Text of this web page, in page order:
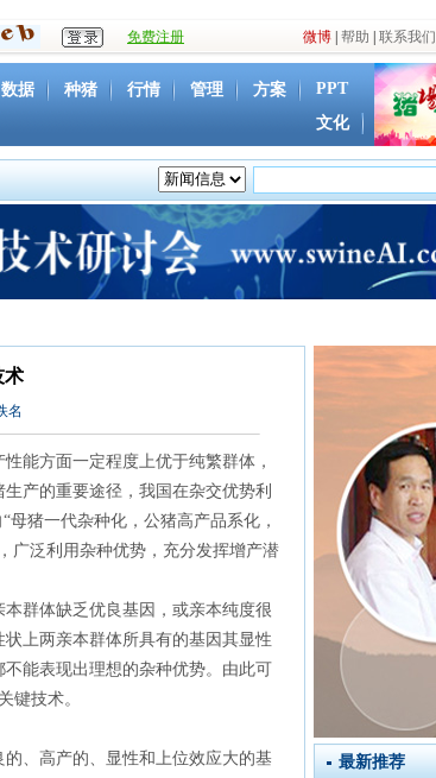
免费注册 微博 帮助 联系我们
数据 种猪 行情 管理 方案
PPT
文化
育种 营养 环境 猪病 视频
术
名
能方面一定程度上优于纯繁群体，
产的重要途径，我国在杂交优势利
猪一代杂种化，公猪高产品系化，
广泛利用杂种优势，充分发挥增产潜
群体缺乏优良基因，或亲本纯度很
上两亲本群体所具有的基因其显性
能表现出理想的杂种优势。由此可
键技术。
、高产的、显性和上位效应大的基
最新推荐